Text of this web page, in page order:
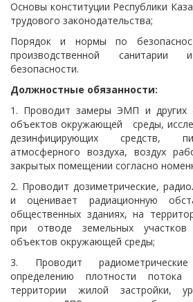
Основы конституции Республики
трудового законодательства;
Порядок и нормы по
производственной санитарии
безопасности.
Должностные обязанности:
1. Проводит замеры ЭМП и других
объектов окружающей среды,
дезинфицирующих средств,
атмосферного воздуха, воздух
закрытых помещении согласно
2. Проводит дозиметрические,
и оценивает радиационную
общественных зданиях, на
при отводе земельных участков
объектов окружающей среды;
3. Проводит
определению плотности
территории жилой застройки,